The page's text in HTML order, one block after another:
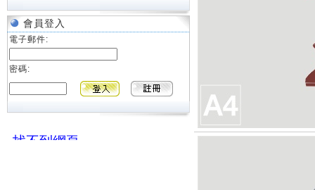
會員登入
電子郵件:
密碼: